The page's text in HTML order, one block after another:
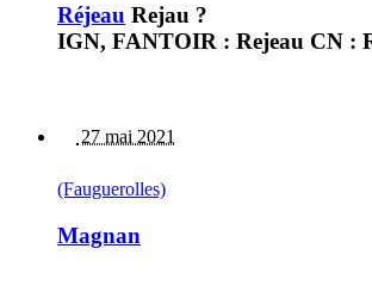
Réjeau Rejau ?
IGN, FANTOIR : Rejeau CN :
27 mai 2021
(Fauguerolles)
Magnan